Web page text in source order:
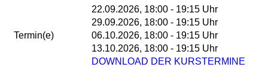
Termin(e)
22.09.2026, 18:00 - 19:15 Uhr
29.09.2026, 18:00 - 19:15 Uhr
06.10.2026, 18:00 - 19:15 Uhr
13.10.2026, 18:00 - 19:15 Uhr
DOWNLOAD DER KURSTERMINE